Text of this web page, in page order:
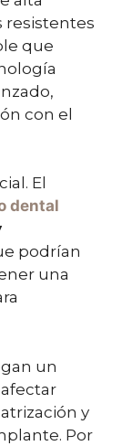
resistentes
que
con el
El
dental
podrían
una
un
y
Por